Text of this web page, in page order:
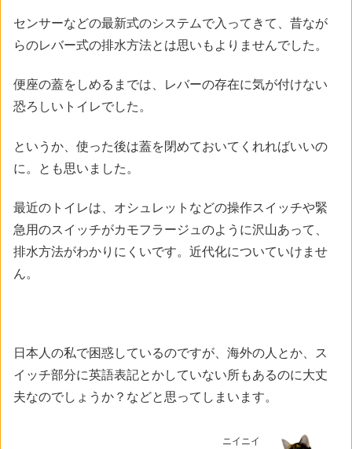
センサーなどの最新式のシステムで入ってきて、昔なが
らのレバー式の排水方法とは思いもよりませんでした。
便座の蓋をしめるまでは、レバーの存在に気が付けない
恐ろしいトイレでした。
というか、使った後は蓋を閉めておいてくれればいいの
に。とも思いました。
最近のトイレは、オシュレットなどの操作スイッチや緊
急用のスイッチがカモフラージュのように沢山あって、
排水方法がわかりにくいです。近代化についていけませ
ん。
日本人の私で困惑しているのですが、海外の人とか、ス
イッチ部分に英語表記とかしていない所もあるのに大丈
夫なのでしょうか？などと思ってしまいます。
ニイニイ